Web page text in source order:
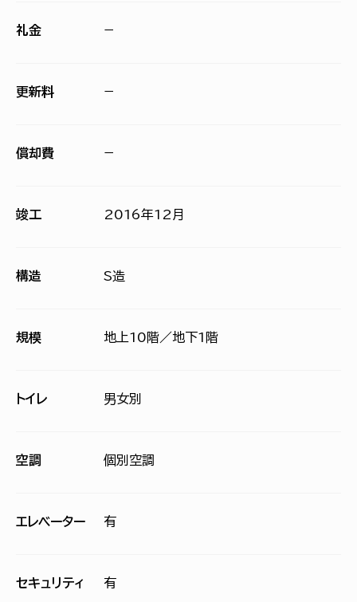
礼金 −
更新料 −
償却費 −
竣工 2016年12月
構造 S造
規模 地上10階／地下1階
トイレ 男女別
空調 個別空調
エレベーター 有
セキュリティ 有